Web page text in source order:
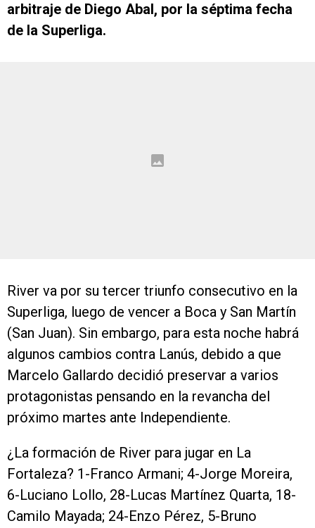
arbitraje de Diego Abal, por la séptima fecha
de la Superliga.
River va por su tercer triunfo consecutivo en la
Superliga, luego de vencer a Boca y San Martín
(San Juan). Sin embargo, para esta noche habrá
algunos cambios contra Lanús, debido a que
Marcelo Gallardo decidió preservar a varios
protagonistas pensando en la revancha del
próximo martes ante Independiente.
¿La formación de River para jugar en La
Fortaleza? 1-Franco Armani; 4-Jorge Moreira,
6-Luciano Lollo, 28-Lucas Martínez Quarta, 18-
Camilo Mayada; 24-Enzo Pérez, 5-Bruno